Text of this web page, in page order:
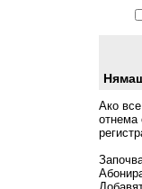
Ако
отнема